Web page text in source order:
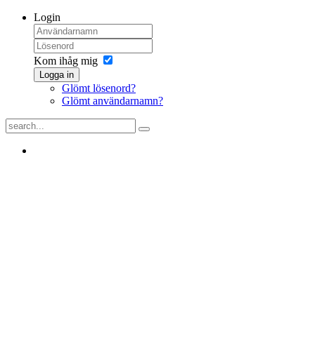
Login
Kom ihåg mig
Logga in
Glömt lösenord?
Glömt användarnamn?